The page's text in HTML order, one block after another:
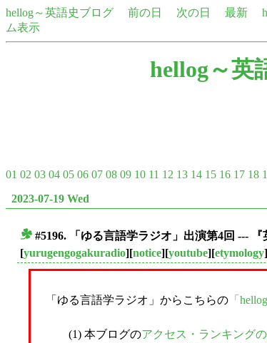
hellog～英語史ブログ 前の日 次の日 最新
ム表示
hellog～英
01 02 03 04 05 06 07 08 09 10 11 12 13 14 15 16 17 18
2023-07-19 Wed
#5196. 「ゆる言語学ラジオ」出演第4回 ---
[yurugengogakuradio][notice][youtube][etymology
「ゆる言語学ラジオ」からこちらの 「
(1) 本ブログのアクセス・ランキング